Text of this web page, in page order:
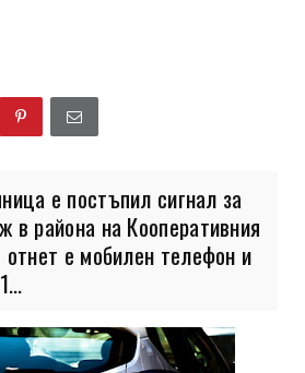
е постъпил сигнал за
в района на Кооперативния
е мобилен телефон и